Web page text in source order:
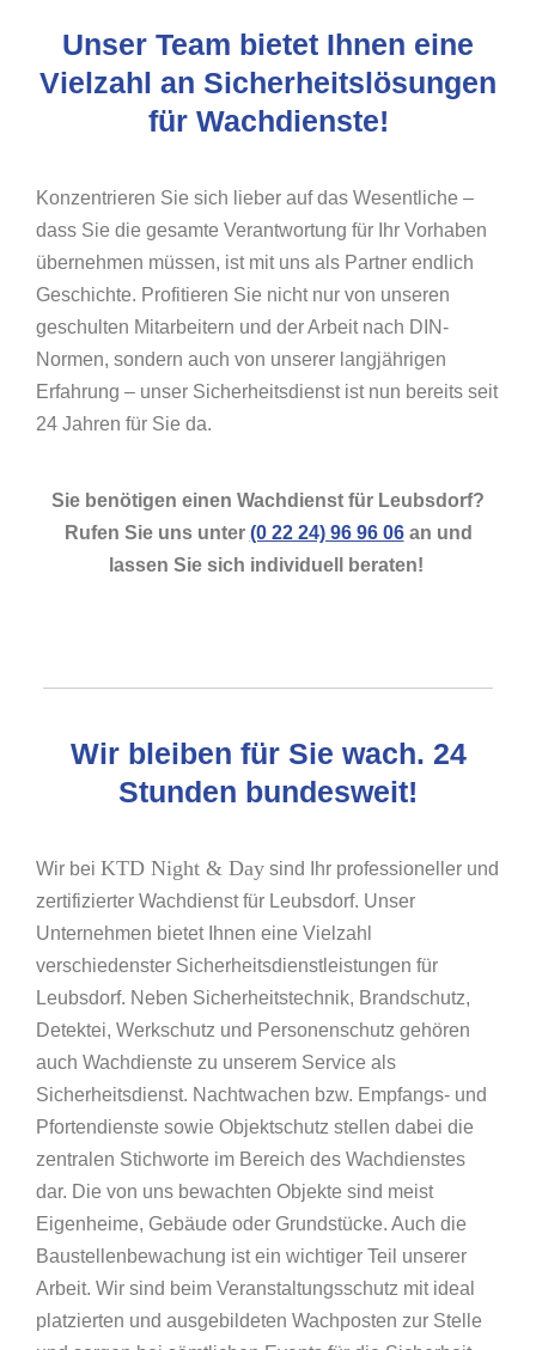
Unser Team bietet Ihnen eine
Vielzahl an Sicherheitslösungen
für Wachdienste!
Konzentrieren Sie sich lieber auf das Wesentliche –
dass Sie die gesamte Verantwortung für Ihr Vorhaben
übernehmen müssen, ist mit uns als Partner endlich
Geschichte. Profitieren Sie nicht nur von unseren
geschulten Mitarbeitern und der Arbeit nach DIN-
Normen, sondern auch von unserer langjährigen
Erfahrung – unser Sicherheitsdienst ist nun bereits seit
24 Jahren für Sie da.
Sie benötigen einen Wachdienst für Leubsdorf?
Rufen Sie uns unter (0 22 24) 96 96 06an und
lassen Sie sich individuell beraten!
Wir bleiben für Sie wach. 24
Stunden bundesweit!
Wir bei KTD Night & Day sind Ihr professioneller und
zertifizierter Wachdienst für Leubsdorf. Unser
Unternehmen bietet Ihnen eine Vielzahl
verschiedenster Sicherheitsdienstleistungen für
Leubsdorf. Neben Sicherheitstechnik, Brandschutz,
Detektei, Werkschutz und Personenschutz gehören
auch Wachdienste zu unserem Service als
Sicherheitsdienst. Nachtwachen bzw. Empfangs- und
Pfortendienste sowie Objektschutz stellen dabei die
zentralen Stichworte im Bereich des Wachdienstes
dar. Die von uns bewachten Objekte sind meist
Eigenheime, Gebäude oder Grundstücke. Auch die
Baustellenbewachung ist ein wichtiger Teil unserer
Arbeit. Wir sind beim Veranstaltungsschutz mit ideal
platzierten und ausgebildeten Wachposten zur Stelle